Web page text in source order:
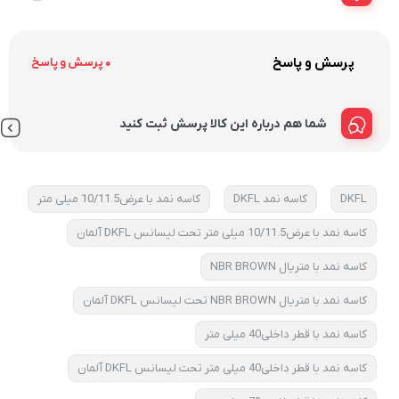
پرسش و پاسخ 0 پرسش و پاسخ
شما هم درباره این کالا پرسش ثبت کنید
DKFL کاسه نمد DKFL کاسه نمد با عرض10/11.5 میلی متر
کاسه نمد با عرض10/11.5 میلی متر تحت لیسانس DKFL آلمان
کاسه نمد با متریال NBR BROWN
کاسه نمد با متریال NBR BROWN تحت لیسانس DKFL آلمان
کاسه نمد با قطر داخلی40 میلی متر
کاسه نمد با قطر داخلی40 میلی متر تحت لیسانس DKFL آلمان